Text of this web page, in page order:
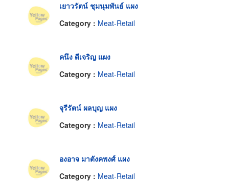
เยาวรัตน์ ชุมนุมพันธ์ แผง
Category : Meat-Retail
คนึง ดีเจริญ แผง
Category : Meat-Retail
จุรีรัตน์ ผลบุญ แผง
Category : Meat-Retail
องอาจ มาตังคพงศ์ แผง
Category : Meat-Retail